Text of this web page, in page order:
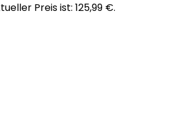
Preis ist: 125,99 €.